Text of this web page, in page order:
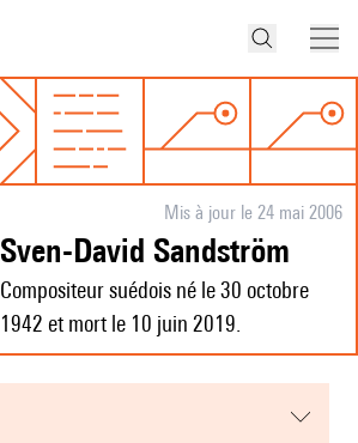
Mis à jour le 24 mai 2006
Sven-David Sandström
Compositeur suédois né le 30 octobre
1942 et mort le 10 juin 2019.